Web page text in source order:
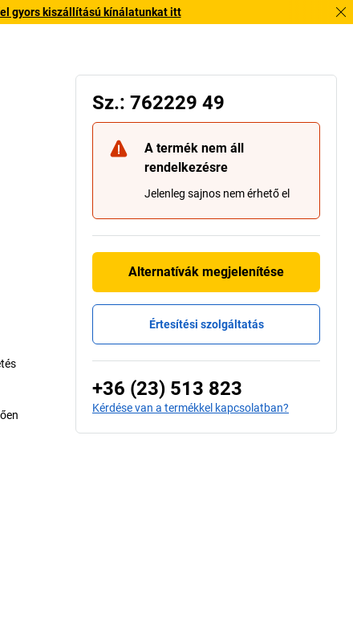
gyors kiszállítású kínálatunkat itt
Sz.: 762229 49
A termék nem áll
rendelkezésre
Jelenleg sajnos nem érhető el
Alternatívák megjelenítése
Értesítési szolgáltatás
+36 (23) 513 823
Kérdése van a termékkel kapcsolatban?